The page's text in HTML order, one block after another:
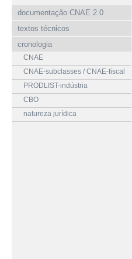
documentação CNAE 2.0
textos técnicos
cronologia
CNAE
CNAE-subclasses / CNAE-fiscal
PRODLIST-indústria
CBO
natureza jurídica